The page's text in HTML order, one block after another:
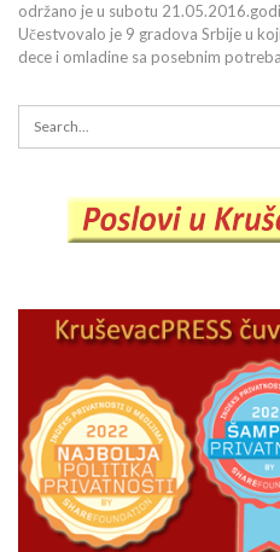
održano je u subotu
Učestvovalo je 9 gradova Srbije u
dece i omladine sa posebnim